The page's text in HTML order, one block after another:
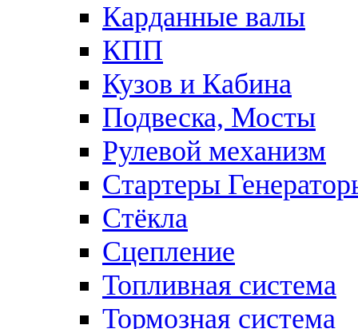
Карданные валы
КПП
Кузов и Кабина
Подвеска, Мосты
Рулевой механизм
Стартеры
Стёкла
Сцепление
Топливная система
Тормозная система